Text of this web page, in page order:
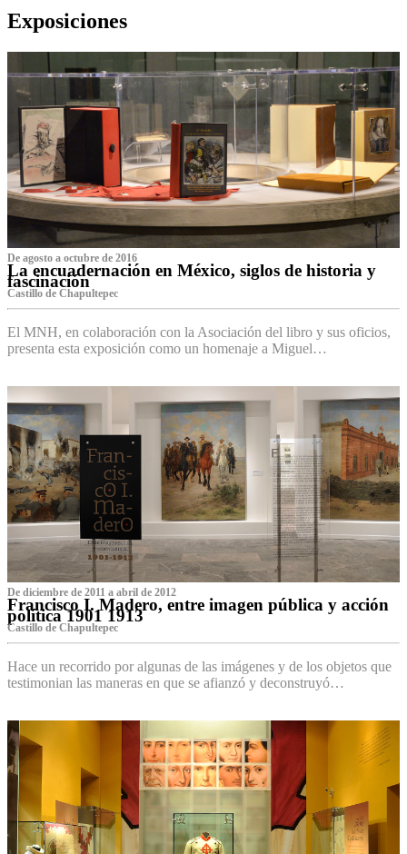
Exposiciones
De agosto a octubre de 2016
La encuadernación en México, siglos de historia y
fascinación
Castillo de Chapultepec
El MNH, en colaboración con la Asociación del libro y sus oficios,
presenta esta exposición como un homenaje a Miguel…
De diciembre de 2011 a abril de 2012
Francisco I. Madero, entre imagen pública y acción
política 1901 1913
Castillo de Chapultepec
Hace un recorrido por algunas de las imágenes y de los objetos que
testimonian las maneras en que se afianzó y deconstruyó…